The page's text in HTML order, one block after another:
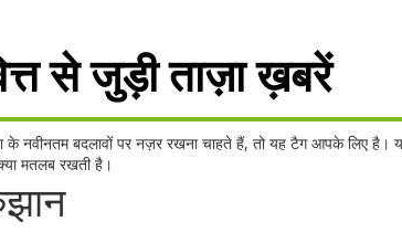
से जुड़ी ताज़ा ख़बरें
के नवीनतम बदलावों पर नज़र रखना चाहते हैं, तो यह टैग आपके लिए है।
मतलब रखती है।